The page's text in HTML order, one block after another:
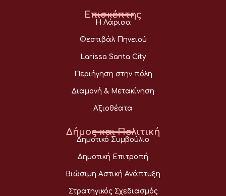
Επισκέπτης
Η Λάρισα
Φεστιβάλ Πηνειού
Larissa Santa City
Περιήγηση στην πόλη
Διαμονή & Μετακίνηση
Αξιοθέατα
Δήμος και Πολιτική
Δημοτικό Συμβούλιο
Δημοτική Επιτροπή
Βιώσιμη Αστική Ανάπτυξη
Στρατηγικός Σχεδιασμός